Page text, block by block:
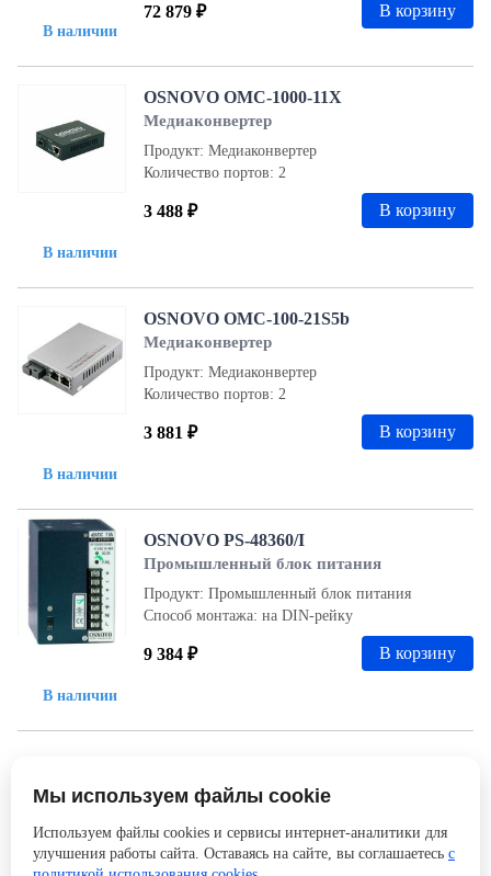
В наличии
72 879 ₽ В корзину
В наличии
OSNOVO OMC-1000-11X
Медиаконвертер
Продукт: Медиаконвертер
Количество портов: 2
3 488 ₽ В корзину
В наличии
OSNOVO OMC-100-21S5b
Медиаконвертер
Продукт: Медиаконвертер
Количество портов: 2
3 881 ₽ В корзину
В наличии
OSNOVO PS-48360/I
Промышленный блок питания
Продукт: Промышленный блок питания
Способ монтажа: на DIN-рейку
9 384 ₽ В корзину
Загрузить ещё
Мы используем файлы cookie
Используем файлы cookies и сервисы интернет-аналитики для
улучшения работы сайта. Оставаясь на сайте, вы соглашаетесь с